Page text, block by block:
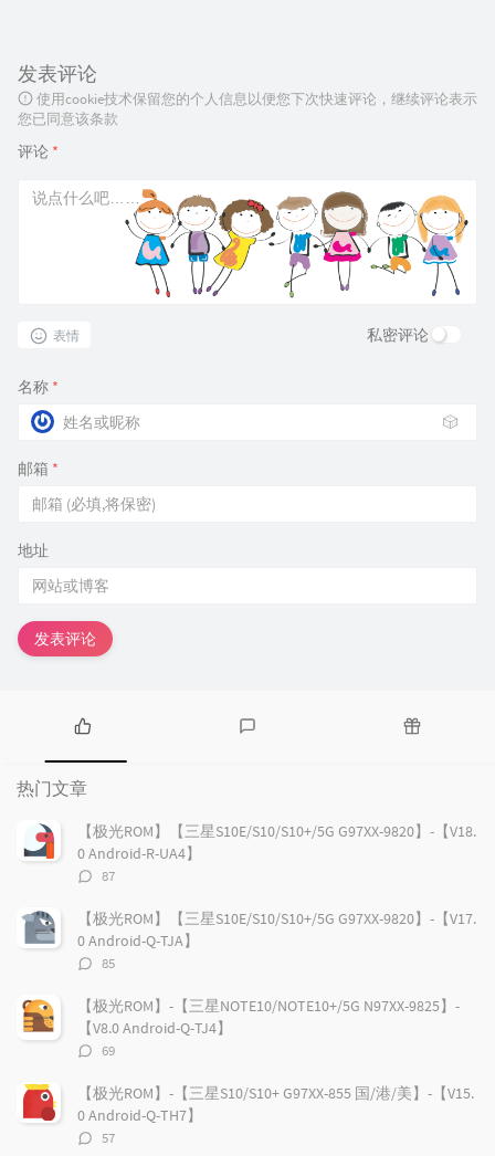
发表评论
使用cookie技术保留您的个人信息以便您下次快速评论，继续评论表示
您已同意该条款
评论 *
表情 私密评论
名称 *
🎲
邮箱 *
地址
发表评论
热
门
文
章
论
章
热门文章
【极光ROM】【三星S10E/S10/S10+/5G G97XX-9820】-【V18.
0 Android-R-UA4】
评
数：
87
【极光ROM】【三星S10E/S10/S10+/5G G97XX-9820】-【V17.
0 Android-Q-TJA】
评
数：
85
【极光ROM】-【三星NOTE10/NOTE10+/5G N97XX-9825】-
【V8.0 Android-Q-TJ4】
评
数：
69
【极光ROM】-【三星S10/S10+ G97XX-855 国/港/美】-【V15.
0 Android-Q-TH7】
评
57